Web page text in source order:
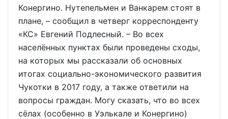
Конергино. Нутепельмен и Ванкарем стоят в
плане, – сообщил в четверг корреспонденту
«КС» Евгений Подлесный. – Во всех
населённых пунктах были проведены сходы,
на которых мы рассказали об основных
итогах социально-экономического развития
Чукотки в 2017 году, а также ответили на
вопросы граждан. Могу сказать, что во всех
сёлах (особенно в Уэлькале и Конергино)